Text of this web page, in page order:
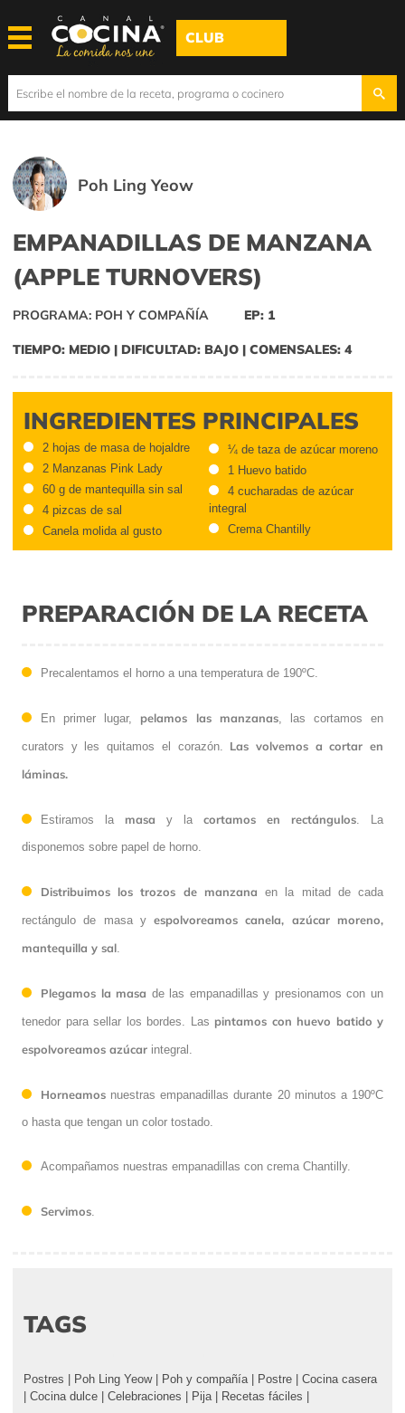
CLUB
Poh Ling Yeow
EMPANADILLAS DE MANZANA
(APPLE TURNOVERS)
PROGRAMA: POH Y COMPAÑÍA EP: 1
TIEMPO: MEDIO | DIFICULTAD: BAJO | COMENSALES: 4
INGREDIENTES PRINCIPALES
2 hojas de masa de hojaldre
2 Manzanas Pink Lady
60 g de mantequilla sin sal
4 pizcas de sal
Canela molida al gusto
¼ de taza de azúcar moreno
1 Huevo batido
4 cucharadas de azúcar
integral
Crema Chantilly
PREPARACIÓN DE LA RECETA
Precalentamos el horno a una temperatura de 190ºC.
En primer lugar, pelamos las manzanas, las cortamos en
curators y les quitamos el corazón. Las volvemos a cortar en
láminas.
Estiramos la masa y la cortamos en rectángulos . La
disponemos sobre papel de horno.
Distribuimos los trozos de manzana en la mitad de cada
rectángulo de masa yespolvoreamos canela, azúcar moreno,
mantequilla y sal
Plegamos la masa de las empanadillas y presionamos con un
tenedor para sellar los bordes. Las pintamos con huevo batido y
espolvoreamos azúcar integral.
Horneamos nuestras empanadillas durante 20 minutos a 190ºC
o hasta que tengan un color tostado.
Acompañamos nuestras empanadillas con crema Chantilly.
Servimos
TAGS
Postres | Poh Ling Yeow| Poh y compañía | Postre | Cocina casera
| Cocina dulce | Celebraciones | Pija | Recetas fáciles |